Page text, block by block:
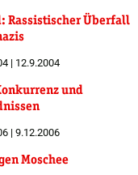
Rassistischer Überfall
| 12.9.2004
und
| 9.12.2006
Moschee